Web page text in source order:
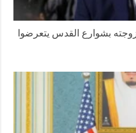
بشوارع القدس يتعرضوا